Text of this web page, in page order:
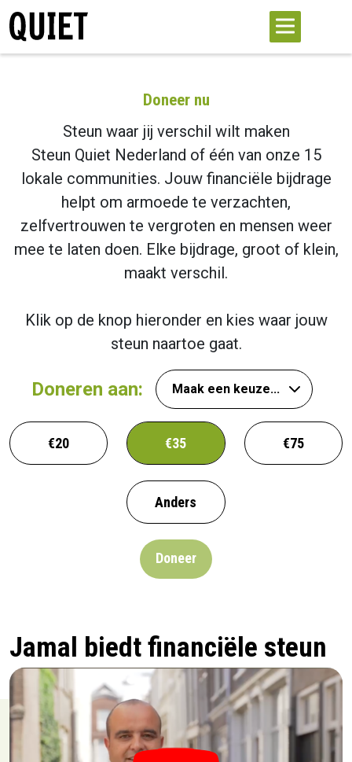
Doneer nu
Steun waar jij verschil wilt maken
Steun Quiet Nederland of één van onze 15
lokale communities. Jouw financiële bijdrage
helpt om armoede te verzachten,
zelfvertrouwen te vergroten en mensen weer
mee te laten doen. Elke bijdrage, groot of klein,
maakt verschil.
Klik op de knop hieronder en kies waar jouw
steun naartoe gaat.
Doneren aan:
€20 €35 €75
Anders
Doneer
Jamal biedt financiële steun